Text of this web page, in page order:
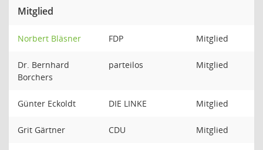
Mitglied
Norbert Bläsner FDP Mitglied
Dr. Bernhard
Borchers
parteilos Mitglied
Günter Eckoldt DIE LINKE Mitglied
Grit Gärtner CDU Mitglied